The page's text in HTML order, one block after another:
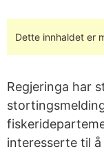
Dette innhaldet er
Regjeringa har
interesserte til å